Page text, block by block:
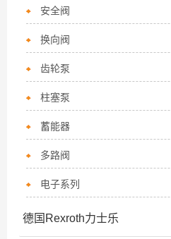
安全阀
换向阀
齿轮泵
柱塞泵
蓄能器
多路阀
电子系列
德国Rexroth力士乐